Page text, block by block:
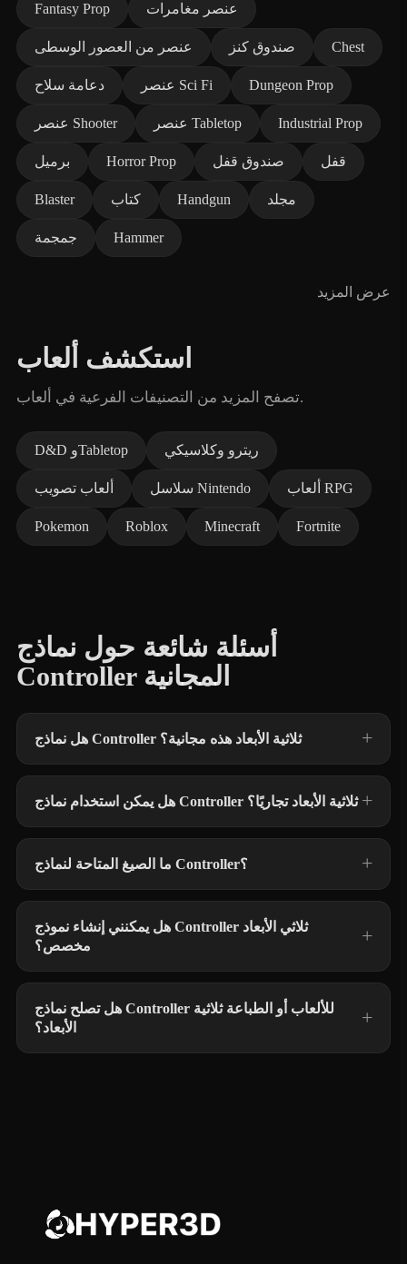
Fantasy Prop عنصر مغامرات
عنصر من العصور الوسطى صندوق كنز Chest
دعامة سلاح عنصر Sci Fi Dungeon Prop
عنصر Shooter عنصر Tabletop Industrial Prop
برميل Horror Prop صندوق قفل قفل
Blaster كتاب Handgun مجلد
جمجمة Hammer
عرض المزيد
استكشف ألعاب
تصفح المزيد من التصنيفات الفرعية في ألعاب.
D&D وTabletop ريترو وكلاسيكي
ألعاب تصويب سلاسل Nintendo ألعاب RPG
Pokemon Roblox Minecraft Fortnite
أسئلة شائعة حول نماذج
Controller المجانية
هل نماذج Controller ثلاثية الأبعاد هذه مجانية؟
هل يمكن استخدام نماذج Controller ثلاثية الأبعاد تجاريًا؟
ما الصيغ المتاحة لنماذج Controller؟
هل يمكنني إنشاء نموذج Controller ثلاثي الأبعاد
مخصص؟
هل تصلح نماذج Controller للألعاب أو الطباعة ثلاثية
الأبعاد؟